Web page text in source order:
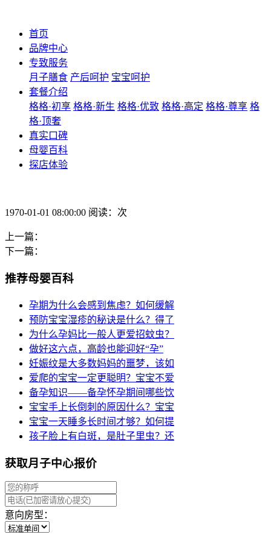
首页
品牌中心
专致服务
月子膳食 产后呵护 宝宝呵护
套餐介绍
格格·初享 格格·新生 格格·优致 格格·高定 格格·尊享 格
格·顶奢
真实口碑
母婴百科
探店体验
1970-01-01 08:00:00 阅读：次
上一篇：
下一篇：
推荐母婴百科
孕期为什么会感到焦虑？如何缓解
预防宝宝湿疹的秘诀是什么？得了
为什么孕妈比一般人更爱招蚊虫？
做好这六点，高龄也能迎好“孕”
妊娠纹是大多数妈妈的噩梦，该如
爱爬的宝宝一定更聪明？宝宝不爱
备孕知识——备孕怀孕期间哪些饮
宝宝手上长倒刺的原因什么？宝宝
宝宝一天睡多长时间才够？如何提
孩子脸上有白斑，是肚子里虫？还
获取月子中心报价
意向房型：